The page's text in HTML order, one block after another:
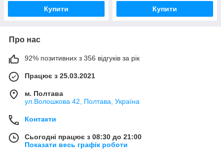
Купити Купити
Про нас
92% позитивних з 356 відгуків за рік
Працює з 25.03.2021
м. Полтава
ул.Волошкова 42, Полтава, Україна
Контакти
Сьогодні працює з 08:30 до 21:00
Показати весь графік роботи